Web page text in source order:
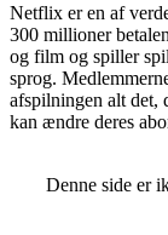
Netflix er en af
300 millioner
og film og spiller
sprog.
afspilningen alt det,
kan ændre deres
Denne side er